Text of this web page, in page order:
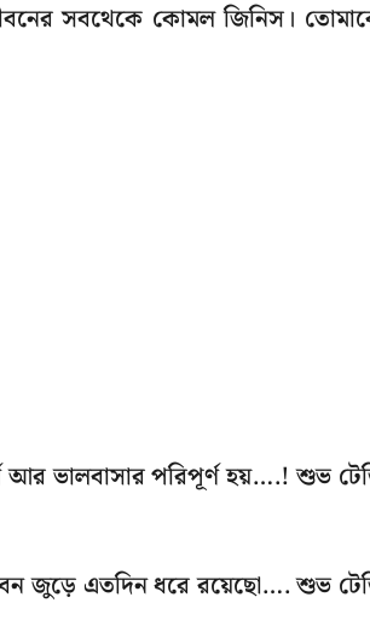
সবথেকে কোমল জিনিস।
আর ভালবাসার পরিপূর্ণ হয়….! শুভ
জুড়ে এতদিন ধরে রয়েছো…. শুভ